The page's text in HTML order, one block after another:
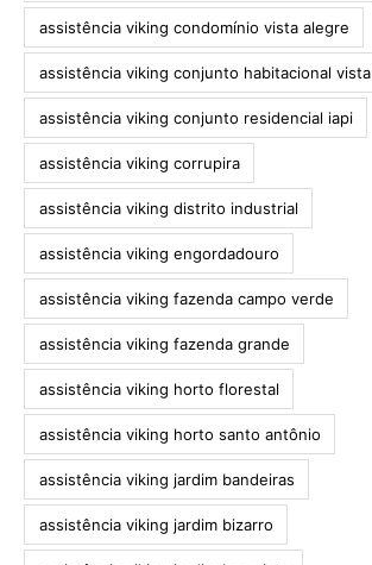
assistência viking condomínio vista alegre
assistência viking conjunto habitacional
assistência viking conjunto residencial iapi
assistência viking corrupira
assistência viking distrito industrial
assistência viking engordadouro
assistência viking fazenda campo verde
assistência viking fazenda grande
assistência viking horto florestal
assistência viking horto santo antônio
assistência viking jardim bandeiras
assistência viking jardim bizarro